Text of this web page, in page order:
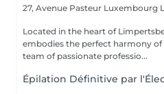
27, Avenue Pasteur Luxembourg
Located in the heart of
embodies the perfect harmony of
team of passionate professio...
Épilation Définitive par